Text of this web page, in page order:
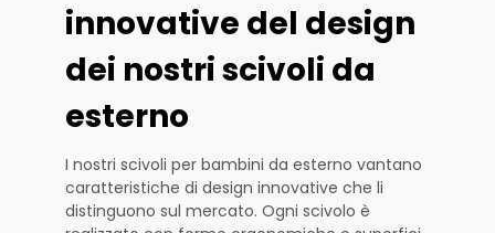
innovative del design
dei nostri scivoli da
esterno
I nostri scivoli per bambini da esterno vantano
caratteristiche di design innovative che li
distinguono sul mercato. Ogni scivolo è